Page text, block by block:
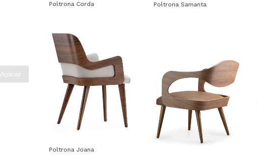
Aplicar
Poltrona Corda Poltrona Samanta
Poltrona Joana